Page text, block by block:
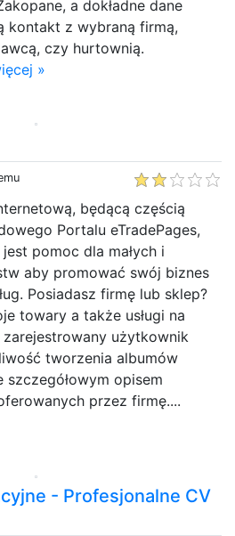
a dokładne dane
kontakt z wybraną firmą,
czy hurtownią.
»
będącą częścią
Portalu eTradePages,
pomoc dla małych i
aby promować swój biznes
Posiadasz firmę lub sklep?
towary a także usługi na
użytkownik
tworzenia albumów
szczegółowym opisem
przez firmę....
- Profesjonalne CV